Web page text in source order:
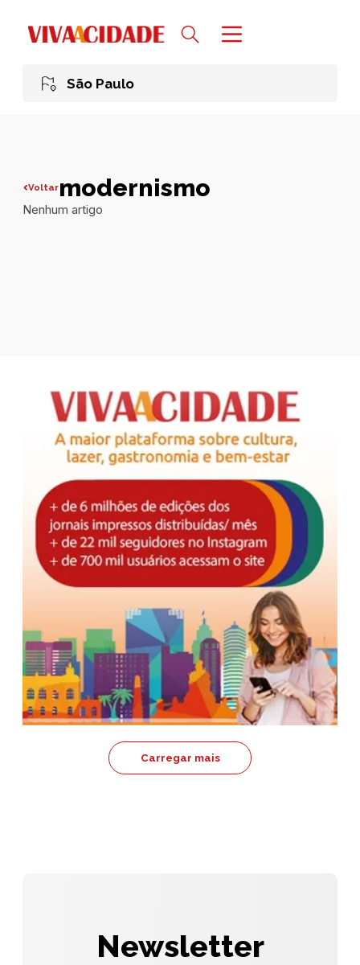
São Paulo
Voltarmodernismo
Nenhum artigo
Carregar mais
Newsletter